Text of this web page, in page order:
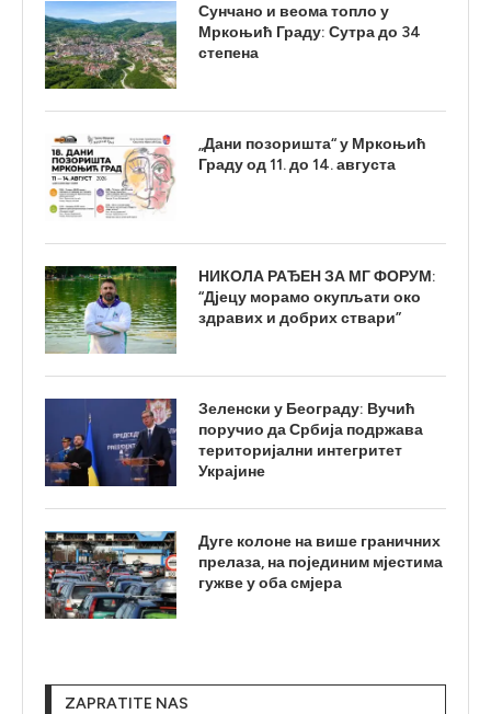
Сунчано и веома топло у
Мркоњић Граду: Сутра до 34
степена
„Дани позоришта“ у Мркоњић
Граду од 11. до 14. августа
НИКОЛА РАЂЕН ЗА МГ ФОРУМ:
“Дјецу морамо окупљати око
здравих и добрих ствари”
Зеленски у Београду: Вучић
поручио да Србија подржава
територијални интегритет
Украјине
Дуге колоне на више граничних
прелаза, на појединим мјестима
гужве у оба смјера
ZAPRATITE NAS